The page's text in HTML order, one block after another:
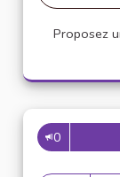
Proposez
0